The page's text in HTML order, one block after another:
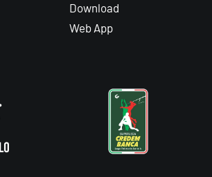
Download
Web App